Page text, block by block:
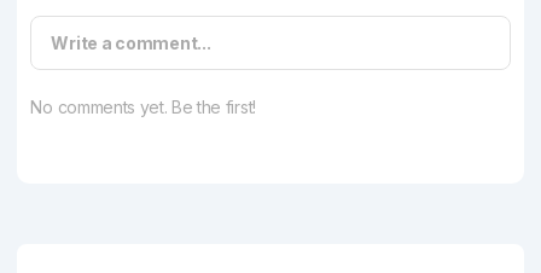
Write a comment...
No comments yet. Be the first!